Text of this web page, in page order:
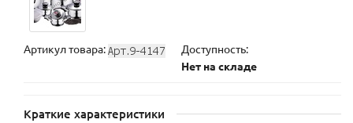
Артикул товара:
Доступность:
Нет на складе
Краткие характеристики